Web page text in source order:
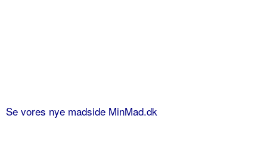
Se vores nye madside MinMad.dk